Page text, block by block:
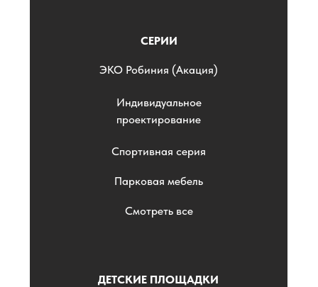
СЕРИИ
ЭKO Робиния (Акация)
Спортивная серия
Парковая мебель
Смотреть все
Индивидуальное
проектирование
ДЕТСКИЕ ПЛОЩАДКИ